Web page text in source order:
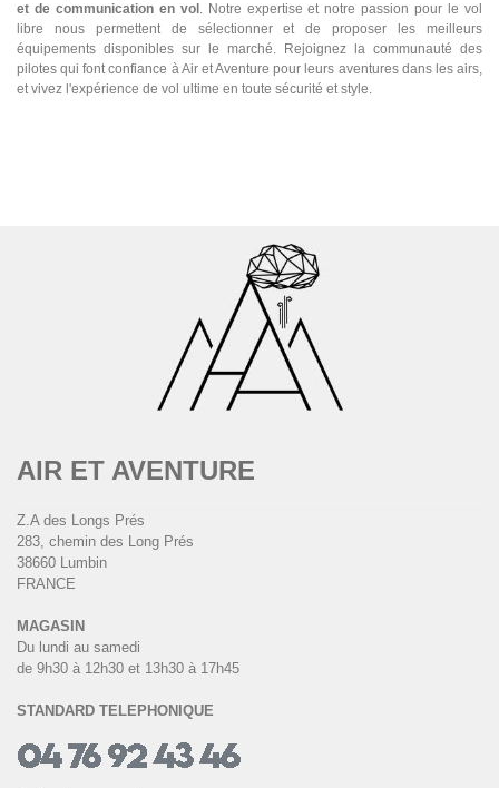
et de communication en vol . Notre expertise et notre passion pour le vol
libre nous permettent de sélectionner et de proposer les meilleurs
équipements disponibles sur le marché. Rejoignez la communauté des
pilotes qui font confiance à Air et Aventure pour leurs aventures dans les airs,
et vivez l'expérience de vol ultime en toute sécurité et style.
AIR ET AVENTURE
Z.A des Longs Prés
283, chemin des Long Prés
38660 Lumbin
FRANCE
MAGASIN
Du lundi au samedi
de 9h30 à 12h30 et 13h30 à 17h45
STANDARD TELEPHONIQUE